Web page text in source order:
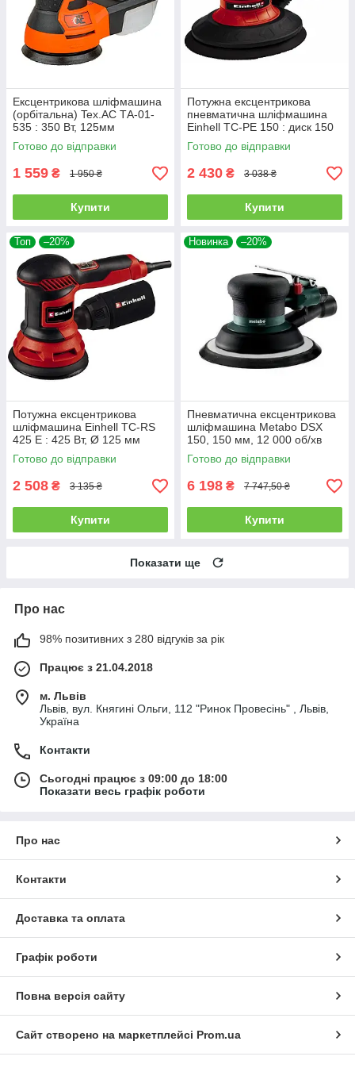
Ексцентрикова шліфмашина
(орбітальна) Tex.AC ТА-01-
535 : 350 Вт, 125мм
платформа шліфувальна
машина
Готово до відправки
1 559 ₴ 1 950 ₴
Купити
Потужна ексцентрикова
пневматична шліфмашина
Einhell TC-PE 150 : диск 150
мм, 100 л/хв, 6.3 бар
Готово до відправки
2 430 ₴ 3 038 ₴
Купити
Топ –20%
Потужна ексцентрикова
шліфмашина Einhell TC-RS
425 E : 425 Вт, Ø 125 мм
(4462005)
Готово до відправки
2 508 ₴ 3 135 ₴
Купити
Новинка –20%
Пневматична ексцентрикова
шліфмашина Metabo DSX
150, 150 мм, 12 000 об/хв
Готово до відправки
6 198 ₴ 7 747,50 ₴
Купити
Показати ще
Про нас
98% позитивних з 280 відгуків за рік
Працює з 21.04.2018
м. Львів
Львів, вул. Княгині Ольги, 112 "Ринок Провесінь" , Львів,
Україна
Контакти
Сьогодні працює з 09:00 до 18:00
Показати весь графік роботи
Про нас
Контакти
Доставка та оплата
Графік роботи
Повна версія сайту
Сайт створено на маркетплейсі Prom.ua